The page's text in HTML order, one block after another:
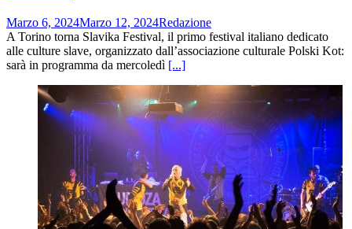
Marzo 6, 2024Marzo 12, 2024Redazione
A Torino torna Slavika Festival, il primo festival italiano dedicato
alle culture slave, organizzato dall’associazione culturale Polski Kot:
sarà in programma da mercoledì [...]